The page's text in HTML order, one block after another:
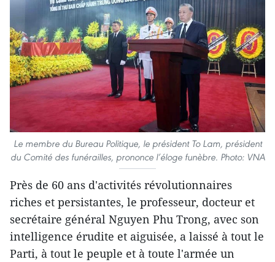
Le membre du Bureau Politique, le président To Lam, président
du Comité des funérailles, prononce l’éloge funèbre. Photo: VNA
Près de 60 ans d'activités révolutionnaires
riches et persistantes, le professeur, docteur et
secrétaire général Nguyen Phu Trong, avec son
intelligence érudite et aiguisée, a laissé à tout le
Parti, à tout le peuple et à toute l'armée un